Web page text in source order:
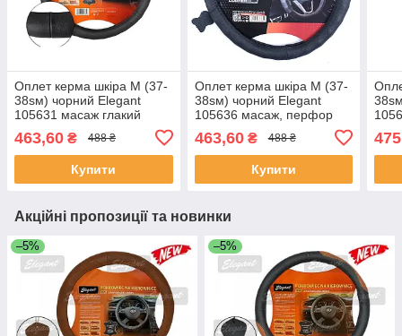
Оплет керма шкіра М (37-
38sм) чорний Elegant
105631 масаж глакий
463,60 ₴ 488 ₴
Купити
Оплет керма шкіра М (37-
38sм) чорний Elegant
105636 масаж, перфор
463,60₴ 488 ₴
Купити
Акційні пропозиції та новинки
–5% –5%